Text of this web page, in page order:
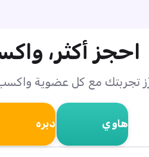
احجز أكثر،
تجربتك مع كل عضوية واكسب
هاوي دبره